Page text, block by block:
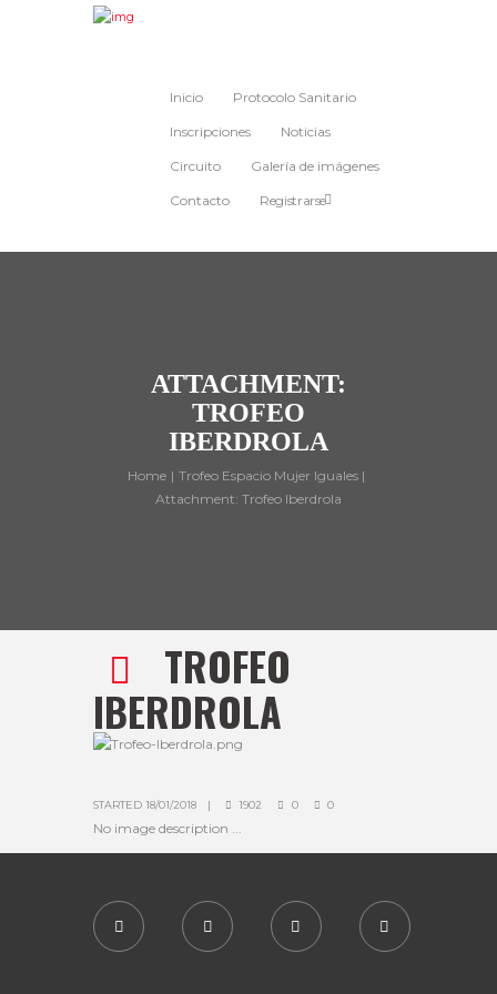
Inicio Protocolo Sanitario
Inscripciones Noticias
Circuito Galería de imágenes
Contacto Registrarse
ATTACHMENT:
TROFEO
IBERDROLA
Home
Trofeo Espacio Mujer Iguales
Attachment: Trofeo Iberdrola
TROFEO
IBERDROLA
STARTED 18/01/2018 1902 0 0
No image description ...